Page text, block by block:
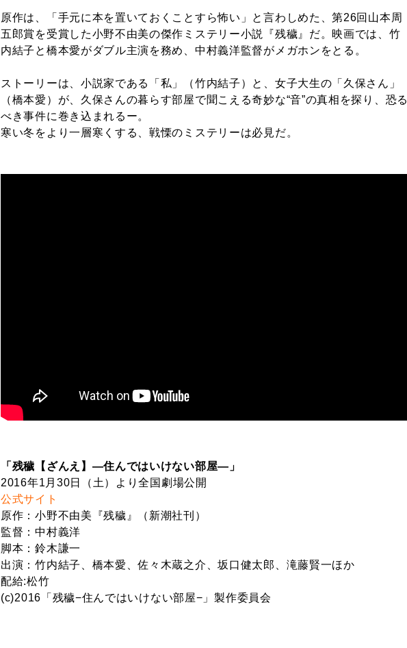
原作は、「手元に本を置いておくことすら怖い」と言わしめた、第26回山本周
五郎賞を受賞した小野不由美の傑作ミステリー小説『残穢』だ。映画では、竹
内結子と橋本愛がダブル主演を務め、中村義洋監督がメガホンをとる。
ストーリーは、小説家である「私」（竹内結子）と、女子大生の「久保さん」
（橋本愛）が、久保さんの暮らす部屋で聞こえる奇妙な“音”の真相を探り、恐る
べき事件に巻き込まれるー。
寒い冬をより一層寒くする、戦慄のミステリーは必見だ。
「残穢【ざんえ】—住んではいけない部屋—」
2016年1月30日（土）より全国劇場公開
公式サイト
原作：小野不由美『残穢』（新潮社刊）
監督：中村義洋
脚本：鈴木謙一
出演：竹内結子、橋本愛、佐々木蔵之介、坂口健太郎、滝藤賢一ほか
配給:松竹
(c)2016「残穢−住んではいけない部屋−」製作委員会